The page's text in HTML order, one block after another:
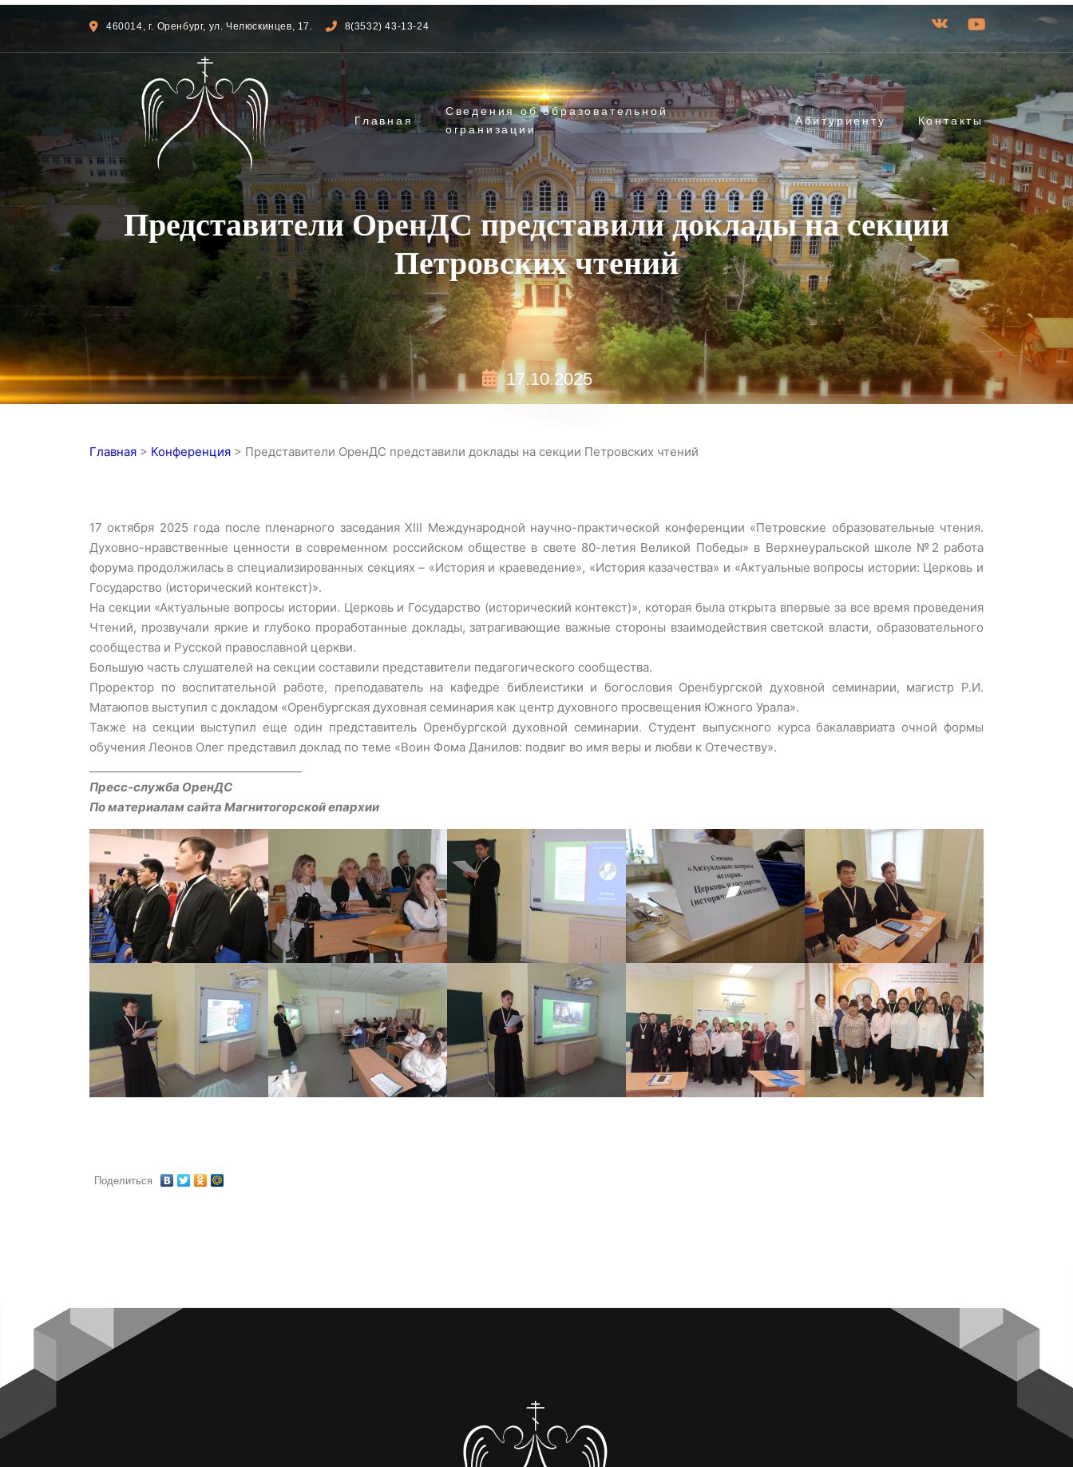
460014, г. Оренбург, ул. Челюскинцев, 17. 8(3532) 43-13-24
Главная
Сведения об образовательной
огранизации
Абитуриенту Контакты
Представители ОренДС представили доклады на секции
Петровских чтений
17.10.2025
Главная > Конференция > Представители ОренДС представили доклады на секции Петровских чтений
17 октября 2025 года после пленарного заседания XIII Международной научно-практической конференции «Петровские образовательные чтения.
Духовно-нравственные ценности в современном российском обществе в свете 80-летия Великой Победы» в Верхнеуральской школе №2 работа
форума продолжилась в специализированных секциях – «История и краеведение», «История казачества» и «Актуальные вопросы истории: Церковь и
Государство (исторический контекст)».
На секции «Актуальные вопросы истории. Церковь и Государство (исторический контекст)», которая была открыта впервые за все время проведения
Чтений, прозвучали яркие и глубоко проработанные доклады, затрагивающие важные стороны взаимодействия светской власти, образовательного
сообщества и Русской православной церкви.
Большую часть слушателей на секции составили представители педагогического сообщества.
Проректор по воспитательной работе, преподаватель на кафедре библеистики и богословия Оренбургской духовной семинарии, магистр Р.И.
Матаюпов выступил с докладом «Оренбургская духовная семинария как центр духовного просвещения Южного Урала».
Также на секции выступил еще один представитель Оренбургской духовной семинарии. Студент выпускного курса бакалавриата очной формы
обучения Леонов Олег представил доклад по теме «Воин Фома Данилов: подвиг во имя веры и любви к Отечеству».
Пресс-служба ОренДС
По материалам сайта Магнитогорской епархии
Поделиться